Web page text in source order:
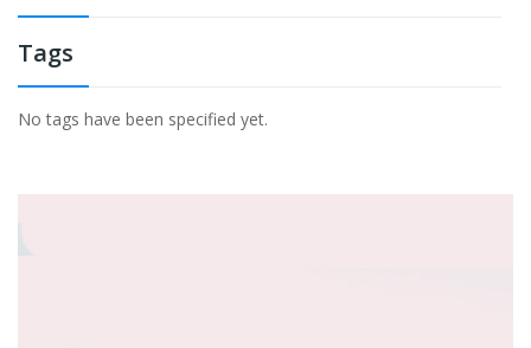
Tags
No tags have been specified yet.